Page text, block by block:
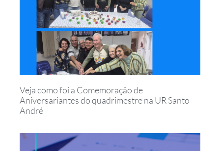
Veja como foi a Comemoração de
Aniversariantes do quadrimestre na UR Santo
André